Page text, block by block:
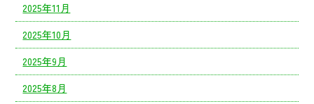
2025年11月
2025年10月
2025年9月
2025年8月